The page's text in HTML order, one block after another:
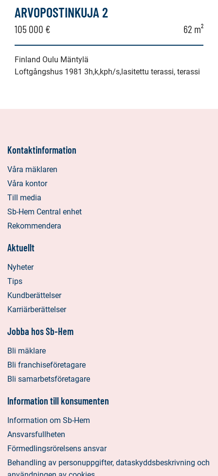
ARVOPOSTINKUJA 2
105 000 € 62 m²
Finland Oulu Mäntylä
Loftgångshus 1981 3h,k,kph/s,lasitettu terassi, terassi
Kontaktinformation
Våra mäklaren
Våra kontor
Till media
Sb-Hem Central enhet
Rekommendera
Aktuellt
Nyheter
Tips
Kundberättelser
Karriärberättelser
Jobba hos Sb-Hem
Bli mäklare
Bli franchiseföretagare
Bli samarbetsföretagare
Information till konsumenten
Information om Sb-Hem
Ansvarsfullheten
Förmedlingsrörelsens ansvar
Behandling av personuppgifter, dataskyddsbeskrivning och